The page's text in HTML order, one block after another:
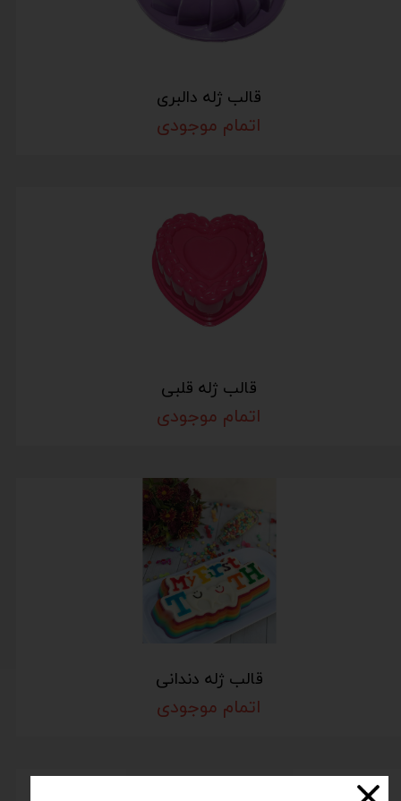
قالب ژله دالبری
اتمام موجودی
قالب ژله قلبی
اتمام موجودی
قالب ژله دندانی
اتمام موجودی